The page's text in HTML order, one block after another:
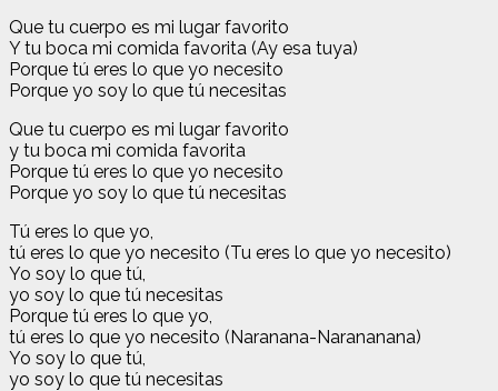
Que tu cuerpo es mi lugar favorito
Y tu boca mi comida favorita (Ay esa tuya)
Porque tú eres lo que yo necesito
Porque yo soy lo que tú necesitas
Que tu cuerpo es mi lugar favorito
y tu boca mi comida favorita
Porque tú eres lo que yo necesito
Porque yo soy lo que tú necesitas
Tú eres lo que yo,
tú eres lo que yo necesito (Tu eres lo que yo necesito)
Yo soy lo que tú,
yo soy lo que tú necesitas
Porque tú eres lo que yo,
tú eres lo que yo necesito (Naranana-Narananana)
Yo soy lo que tú,
yo soy lo que tú necesitas